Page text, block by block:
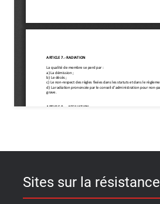
Sites sur la résistance